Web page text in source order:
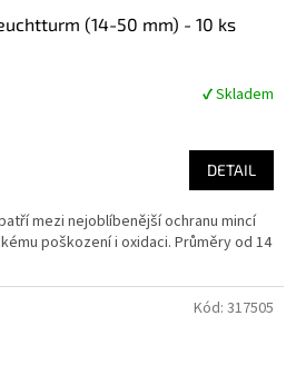
(14-50 mm) - 10 ks
✔ Skladem
DETAIL
mezi nejoblíbenější ochranu mincí
poškození i oxidaci. Průměry od 14
Kód: 317505